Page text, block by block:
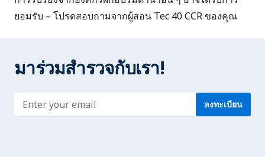
ยอมรับ – โปรดสอบถามจากผู้สอน Tec 40 CCR ของคุณ
มาร่วมสำรวจกับเรา!
Enter address ลงทะเบียน